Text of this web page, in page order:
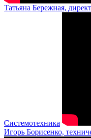
Татьяна Бережная,
Системотехника
Игорь Борисенко,